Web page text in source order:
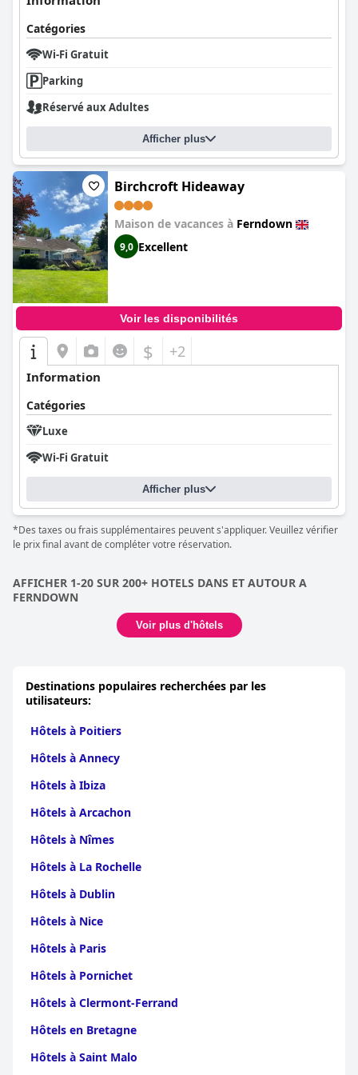
Catégories
Wi-Fi Gratuit
Parking
Réservé aux Adultes
Afficher plus
Birchcroft Hideaway
Maison de vacances à Ferndown
9,0 Excellent
Voir les disponibilités
$ +2
Information
Catégories
Luxe
Wi-Fi Gratuit
Afficher plus
*Des taxes ou frais supplémentaires peuvent s'appliquer. Veuillez vérifier
le prix final avant de compléter votre réservation.
AFFICHER 1-20 SUR 200+ HOTELS DANS ET AUTOUR A
FERNDOWN
Voir plus d'hôtels
Destinations populaires recherchées par les
utilisateurs:
Hôtels à Poitiers
Hôtels à Annecy
Hôtels à Ibiza
Hôtels à Arcachon
Hôtels à Nîmes
Hôtels à La Rochelle
Hôtels à Dublin
Hôtels à Nice
Hôtels à Paris
Hôtels à Pornichet
Hôtels à Clermont-Ferrand
Hôtels en Bretagne
Hôtels à Saint Malo